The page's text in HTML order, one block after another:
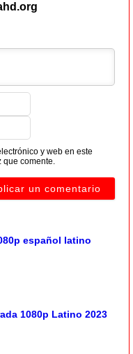
y web en este
que comente.
español latino
1080p Latino 2023